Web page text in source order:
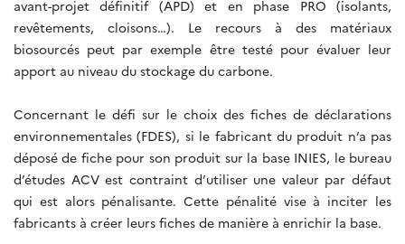
avant-projet définitif (APD) et en phase PRO (isolants,
revêtements, cloisons…). Le recours à des matériaux
biosourcés peut par exemple être testé pour évaluer leur
apport au niveau du stockage du carbone.
Concernant le défi sur le choix des fiches de déclarations
environnementales (FDES), si le fabricant du produit n’a pas
déposé de fiche pour son produit sur la base INIES, le bureau
d’études ACV est contraint d’utiliser une valeur par défaut
qui est alors pénalisante. Cette pénalité vise à inciter les
fabricants à créer leurs fiches de manière à enrichir la base.